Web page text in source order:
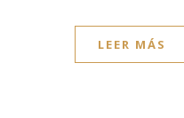
LEER MÁS